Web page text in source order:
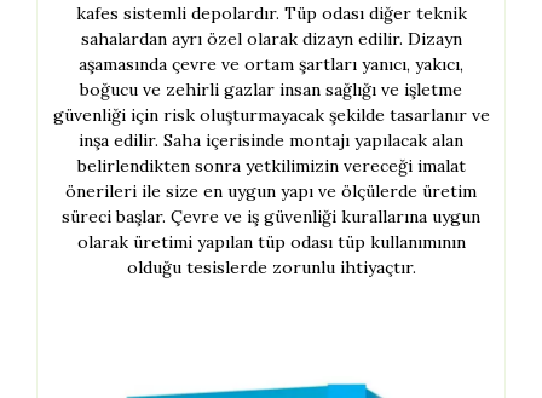
kafes sistemli depolardır. Tüp odası diğer teknik
sahalardan ayrı özel olarak dizayn edilir. Dizayn
aşamasında çevre ve ortam şartları yanıcı, yakıcı,
boğucu ve zehirli gazlar insan sağlığı ve işletme
güvenliği için risk oluşturmayacak şekilde tasarlanır ve
inşa edilir. Saha içerisinde montajı yapılacak alan
belirlendikten sonra yetkilimizin vereceği imalat
önerileri ile size en uygun yapı ve ölçülerde üretim
süreci başlar. Çevre ve iş güvenliği kurallarına uygun
olarak üretimi yapılan tüp odası tüp kullanımının
olduğu tesislerde zorunlu ihtiyaçtır.